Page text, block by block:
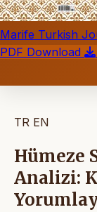
Marife Turkish
PDF Download
TR EN
Hümeze
Analizi: